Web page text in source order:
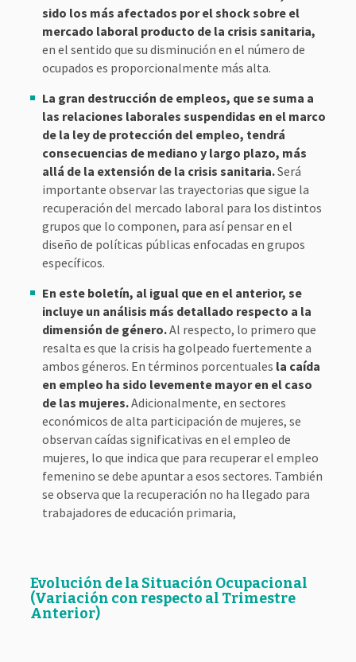
sido los más afectados por el shock sobre el
mercado laboral producto de la crisis sanitaria,
en el sentido que su disminución en el número de
ocupados es proporcionalmente más alta.
La gran destrucción de empleos, que se suma a
las relaciones laborales suspendidas en el marco
de la ley de protección del empleo, tendrá
consecuencias de mediano y largo plazo, más
allá de la extensión de la crisis sanitaria.Será
importante observar las trayectorias que sigue la
recuperación del mercado laboral para los distintos
grupos que lo componen, para así pensar en el
diseño de políticas públicas enfocadas en grupos
específicos.
En este boletín, al igual que en el anterior, se
incluye un análisis más detallado respecto a la
dimensión de género.Al respecto, lo primero que
resalta es que la crisis ha golpeado fuertemente a
ambos géneros. En términos porcentuales la caída
en empleo ha sido levemente mayor en el caso
de las mujeres.Adicionalmente, en sectores
económicos de alta participación de mujeres, se
observan caídas significativas en el empleo de
mujeres, lo que indica que para recuperar el empleo
femenino se debe apuntar a esos sectores. También
se observa que la recuperación no ha llegado para
trabajadores de educación primaria,
Evolución de la Situación Ocupacional
(Variación con respecto al Trimestre
Anterior)